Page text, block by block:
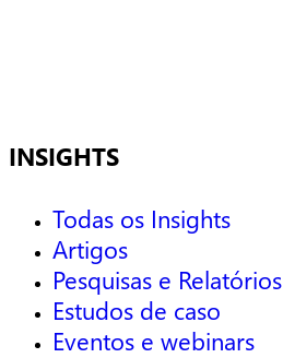
INSIGHTS
Todas os Insights
Artigos
Pesquisas e Relatórios
Estudos de caso
Eventos e webinars